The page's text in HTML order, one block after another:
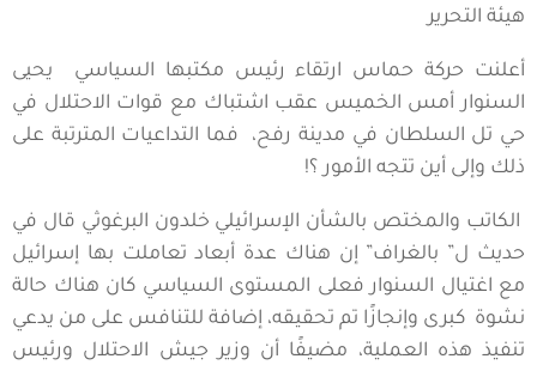
هيئة التحرير
أعلنت حركة حماس ارتقاء رئيس مكتبها السياسي يحيى
السنوار أمس الخميس عقب اشتباك مع قوات الاحتلال في
حي تل السلطان في مدينة رفح، فما التداعيات المترتبة على
ذلك وإلى أين تتجه الأمور ؟!
الكاتب والمختص بالشأن الإسرائيلي خلدون البرغوثي قال في
حديث ل” بالغراف” إن هناك عدة أبعاد تعاملت بها إسرائيل
مع اغتيال السنوار فعلى المستوى السياسي كان هناك حالة
نشوة كبرى وإنجازًا تم تحقيقه، إضافة للتنافس على من يدعي
تنفيذ هذه العملية، مضيفًا أن وزير جيش الاحتلال ورئيس